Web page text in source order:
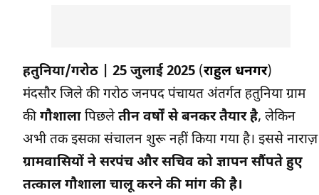
हतुनिया/गरोठ | 25 जुलाई 2025 (राहुल धनगर)
मंदसौर जिले की गरोठ जनपद पंचायत अंतर्गत हतुनिया ग्राम
कीगौशाला पिछलेतीन वर्षों से बनकर तैयार है, लेकिन
अभी तक इसका संचालन शुरू नहीं किया गया है। इससे नाराज़
ग्रामवासियों ने सरपंच और सचिव को ज्ञापन सौंपते हुए
तत्काल गौशाला चालू करने की मांग की है।